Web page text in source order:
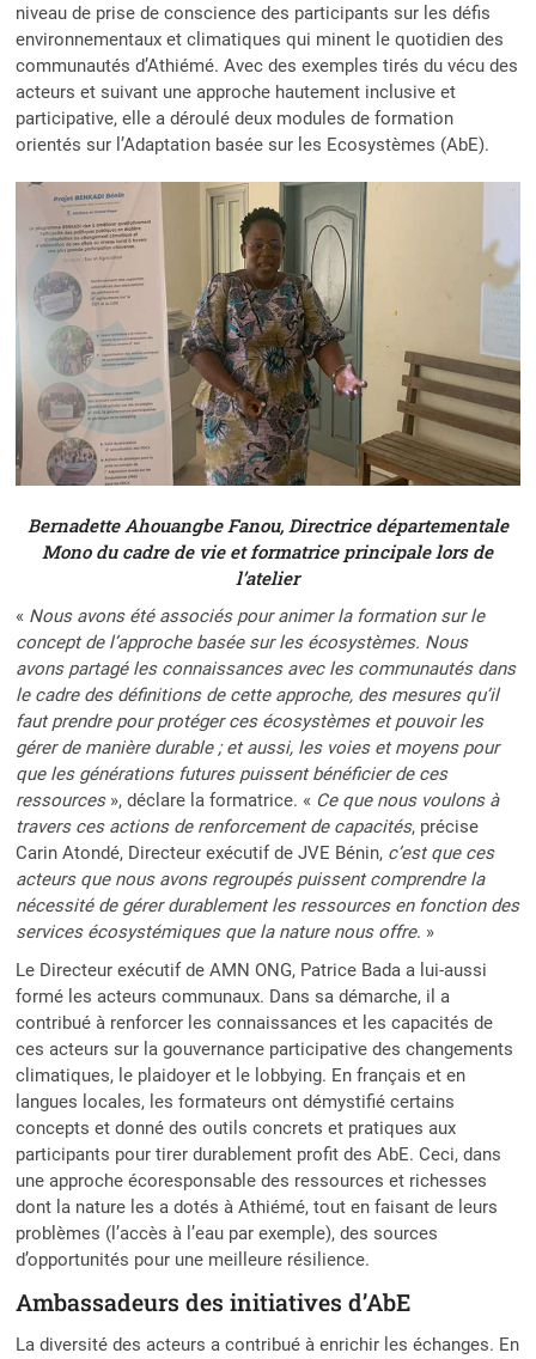
niveau de prise de conscience des participants sur les défis
environnementaux et climatiques qui minent le quotidien des
communautés d’Athiémé. Avec des exemples tirés du vécu des
acteurs et suivant une approche hautement inclusive et
participative, elle a déroulé deux modules de formation
orientés sur l’Adaptation basée sur les Ecosystèmes (AbE).
Bernadette Ahouangbe Fanou, Directrice départementale
Mono du cadre de vie et formatrice principale lors de
l’atelier
« Nous avons été associés pour animer la formation sur le
concept de l’approche basée sur les écosystèmes. Nous
avons partagé les connaissances avec les communautés dans
le cadre des définitions de cette approche, des mesures qu’il
faut prendre pour protéger ces écosystèmes et pouvoir les
gérer de manière durable ; et aussi, les voies et moyens pour
que les générations futures puissent bénéficier de ces
ressources», déclare la formatrice. « Ce que nous voulons à
travers ces actions de renforcement de capacités, précise
Carin Atondé, Directeur exécutif de JVE Bénin, c’est que ces
acteurs que nous avons regroupés puissent comprendre la
nécessité de gérer durablement les ressources en fonction des
services écosystémiques que la nature nous offre. »
Le Directeur exécutif de AMN ONG, Patrice Bada a lui-aussi
formé les acteurs communaux. Dans sa démarche, il a
contribué à renforcer les connaissances et les capacités de
ces acteurs sur la gouvernance participative des changements
climatiques, le plaidoyer et le lobbying. En français et en
langues locales, les formateurs ont démystifié certains
concepts et donné des outils concrets et pratiques aux
participants pour tirer durablement profit des AbE. Ceci, dans
une approche écoresponsable des ressources et richesses
dont la nature les a dotés à Athiémé, tout en faisant de leurs
problèmes (l’accès à l’eau par exemple), des sources
d’opportunités pour une meilleure résilience.
Ambassadeurs des initiatives d’AbE
La diversité des acteurs a contribué à enrichir les échanges. En